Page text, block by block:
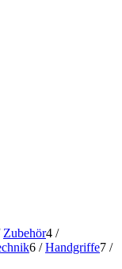
Zubehör4 /
6 / Handgriffe7 /